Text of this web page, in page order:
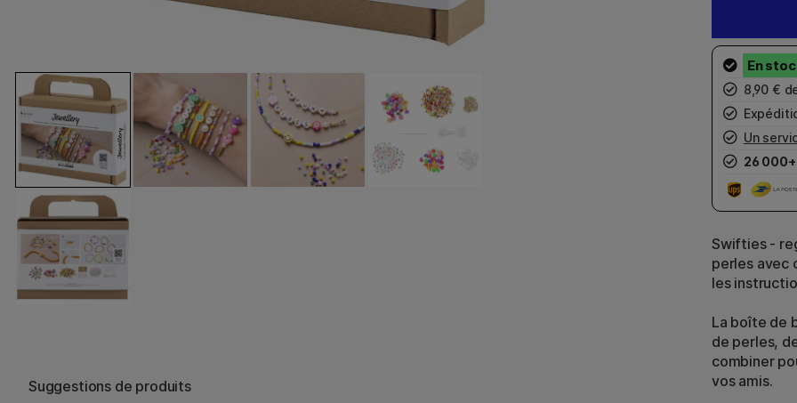
Suggestions de produits
8,90 €
Un
26 000+
Swifties -
perles avec
les
La boîte de
de perles,
combiner
vos amis.